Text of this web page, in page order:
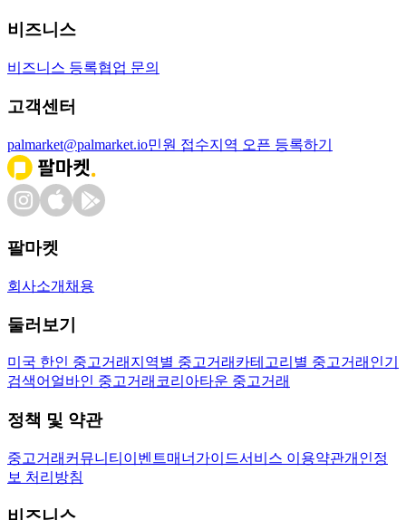
비즈니스
비즈니스 등록협업 문의
고객센터
palmarket@palmarket.io민원 접수지역 오픈 등록하기
팔마켓
회사소개 채용
둘러보기
미국 한인 중고거래 지역별 중고거래 카테고리별 중고거래 인기
검색어 얼바인 중고거래 코리아타운 중고거래
정책 및 약관
중고거래 커뮤니티 이벤트매너가이드서비스 이용약관개인정
보 처리방침
비즈니스